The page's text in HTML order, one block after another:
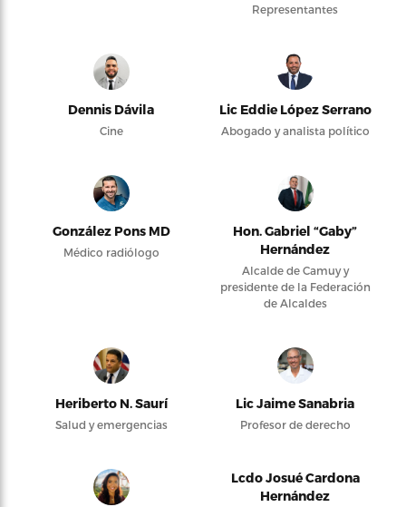
Representantes
Dennis Dávila
Cine
Lic Eddie López Serrano
Abogado y analista político
González Pons MD
Médico radiólogo
Hon. Gabriel “Gaby”
Hernández
Alcalde de Camuy y
presidente de la Federación
de Alcaldes
Heriberto N. Saurí
Salud y emergencias
Lic Jaime Sanabria
Profesor de derecho
Lcdo Josué Cardona
Hernández